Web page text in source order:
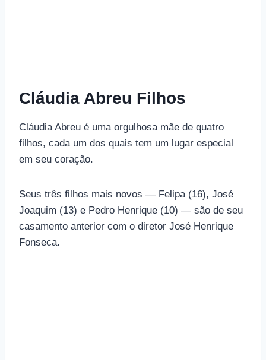
Cláudia Abreu Filhos
Cláudia Abreu é uma orgulhosa mãe de quatro
filhos, cada um dos quais tem um lugar especial
em seu coração.
Seus três filhos mais novos — Felipa (16), José
Joaquim (13) e Pedro Henrique (10) — são de seu
casamento anterior com o diretor José Henrique
Fonseca.